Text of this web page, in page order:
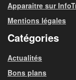
Apparaitre sur
Mentions légales
Catégories
Actualités
Bons plans